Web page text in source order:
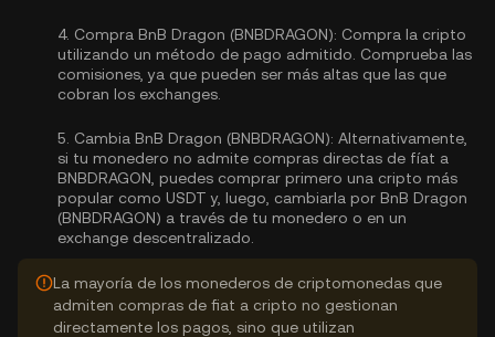
4. Compra BnB Dragon (BNBDRAGON): Compra la cripto
utilizando un método de pago admitido. Comprueba las
comisiones, ya que pueden ser más altas que las que
cobran los exchanges.
5. Cambia BnB Dragon (BNBDRAGON): Alternativamente,
si tu monedero no admite compras directas de fíat a
BNBDRAGON, puedes comprar primero una cripto más
popular como USDT y, luego, cambiarla por BnB Dragon
(BNBDRAGON) a través de tu monedero o en un
exchange descentralizado.
La mayoría de los monederos de criptomonedas que
admiten compras de fiat a cripto no gestionan
directamente los pagos, sino que utilizan